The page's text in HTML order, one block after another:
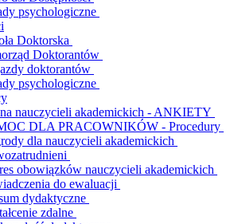
psychologiczne
Doktorska
Doktorantów
doktorantów
psychologiczne
nauczycieli akademickich - ANKIETY
DLA PRACOWNIKÓW - Procedury
dla nauczycieli akademickich
obowiązków nauczycieli akademickich
do ewaluacji
dydaktyczne
zdalne